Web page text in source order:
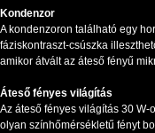
Kondenzor
A kondenzoron található egy
fáziskontraszt-csúszka
amikor átvált az áteső fényű
Áteső fényes világítás
Az áteső fényes világítás 30
olyan színhőmérsékletű fényt